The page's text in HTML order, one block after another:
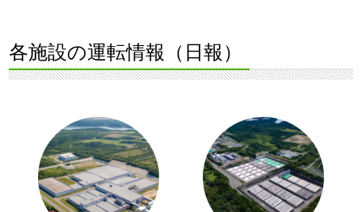
各施設の運転情報（日報）